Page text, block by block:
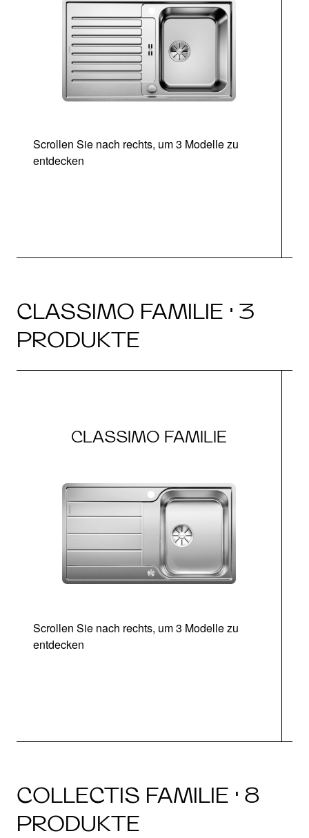
Scrollen Sie nach rechts, um 3 Modelle zu
entdecken
CLASSIMO FAMILIE · 3
PRODUKTE
CLASSIMO FAMILIE
Scrollen Sie nach rechts, um 3 Modelle zu
entdecken
COLLECTIS FAMILIE · 8
PRODUKTE